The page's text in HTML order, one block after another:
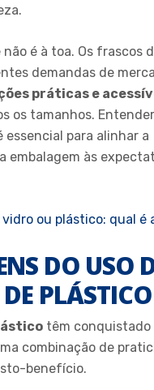
é à toa. Os frascos
demandas de
práticas e
os tamanhos.
para alinhar a
embalagem às
ou plástico: qual é
DO USO
PLÁSTICO
têm conquistado
combinação de
benefício.